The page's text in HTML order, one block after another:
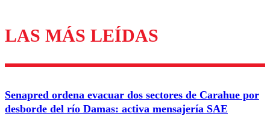
Los comentarios son moderados para garantizar un
diálogo respetuoso.
Correo
LAS MÁS LEÍDAS
Senapred ordena evacuar dos sectores de Carahue por
desborde del río Damas: activa mensajería SAE